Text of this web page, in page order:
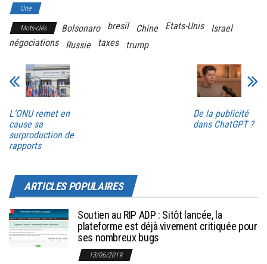
Une
Mots-clés Bolsonaro bresil Chine Etats-Unis
Israel
négociations
Russie taxes trump
L’ONU remet en
cause sa
surproduction de
rapports
De la publicité
dans ChatGPT ?
ARTICLES POPULAIRES
Soutien au RIP ADP : Sitôt lancée, la
plateforme est déjà vivement critiquée pour
ses nombreux bugs
13/06/2019